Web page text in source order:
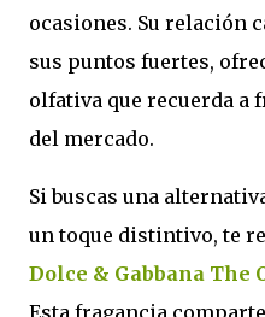
ocasiones. Su relación
sus puntos fuertes,
olfativa que recuerda a
del mercado.
Si buscas una
un toque distintivo, te
Dolce & Gabbana The
Esta fragancia